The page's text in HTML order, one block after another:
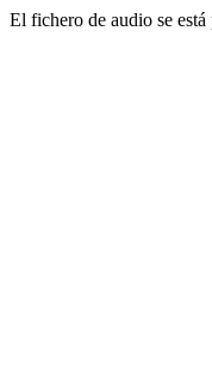
El fichero de audio se